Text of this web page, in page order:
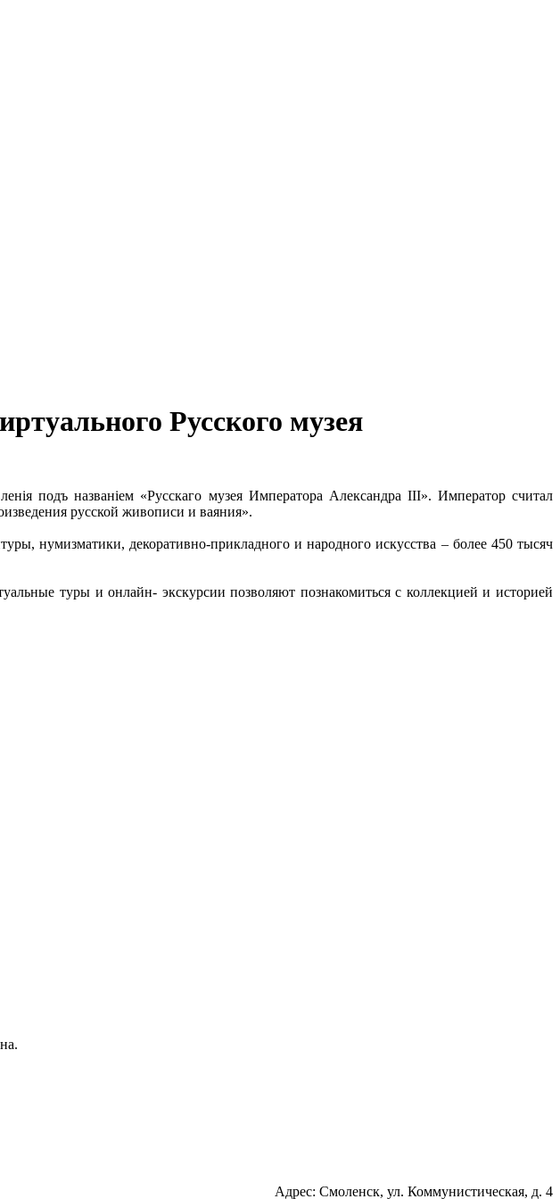
Русского музея
подъ названiем «Русскаго музея Императора Александра III». Император считал
русской живописи и ваяния».
нумизматики, декоративно-прикладного и народного искусства – более 450 тысяч
туры и онлайн- экскурсии позволяют познакомиться с коллекцией и историей
Адрес: Смоленск, ул. Коммунистическая, д. 4